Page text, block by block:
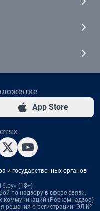
App Store
и государственных органов
(18+)
по надзору в сфере связи,
коммуникаций (Роскомнадзор)
решения о регистрации: ЭЛ №